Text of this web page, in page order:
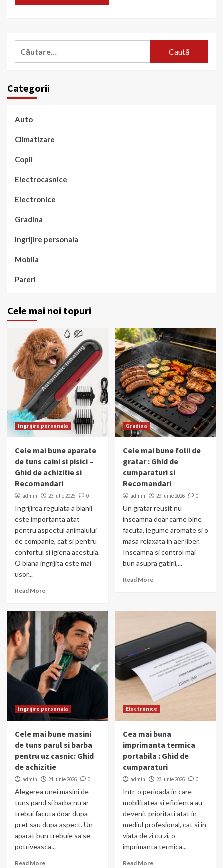
Categorii
Auto
Climatizare
Copii
Electrocasnice
Electronice
Gradina
Ingrijire personala
Mobila
Pareri
Cele mai noi topuri
Ingrijire personala
Cele mai bune aparate
de tuns caini si pisici –
Ghid de achizitie si
Recomandari
admin 23 iulie 2026 0
Ingrijirea regulata a blanii
este importanta atat
pentru aspectul animalului
de companie, cat si pentru
confortul si igiena acestuia.
O blana ingrijita este mai
usor...
Read More
Gradina
Cele mai bune folii de
gratar : Ghid de
cumparaturi si
Recomandari
admin 29 iunie 2026 0
Un gratar reusit nu
inseamna doar carne bine
facuta, legume aromate si o
masa relaxata in aer liber.
Inseamna si control mai
bun asupra gatirii,...
Read More
Ingrijire personala
Cele mai bune masini
de tuns parul si barba
pentru uz casnic: Ghid
de achizitie
admin 24 iunie 2026 0
Alegerea unei masini de
tuns parul si barba nu ar
trebui facuta doar dupa
pret sau dupa aspect. Un
aparat bun trebuie sa se
potriveasca...
Read More
Electronice
Cea mai buna
imprimanta termica
portabila : Ghid de
cumparaturi
admin 23 iunie 2026 0
Intr-o perioada in care
mobilitatea si eficienta au
devenit prioritati atat in
mediul profesional, cat si in
viata de zi cu zi, o
imprimanta termica...
Read More